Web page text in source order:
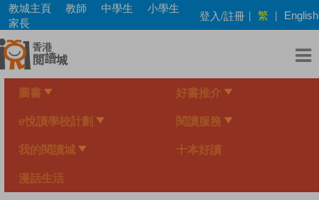
Skip
main
content
教城主頁 教師 中學生
小學生
家長
登入/註冊 | 繁 | English
圖書 好書推介
e悅讀學校計劃 閱讀服務
我的閱讀城 十本好讀
漫話生活